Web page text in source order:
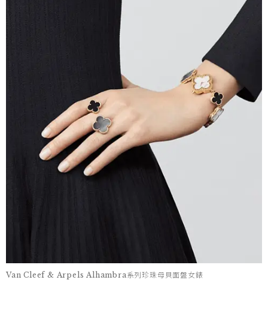
Van Cleef & Arpels Alhambra系列珍珠母貝面盤女錶